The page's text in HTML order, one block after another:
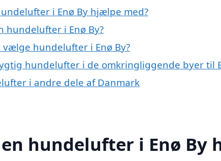
i Enø By hjælpe med?
hundelufter i Enø By?
vælge hundelufter i Enø By?
hundelufter i de omkringliggende byer til
i andre dele af Danmark
hundelufter i Enø By